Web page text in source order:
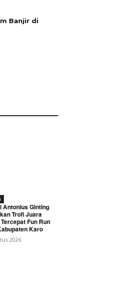
Banjir di
Antonius Ginting
Trofi Juara
Fun Run
Karo
2026